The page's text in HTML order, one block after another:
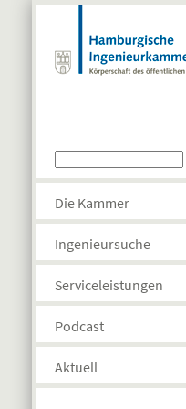
Direkt zum Inhalt
Suchformular
Die Kammer
Ingenieursuche
Serviceleistungen
Podcast
Aktuell